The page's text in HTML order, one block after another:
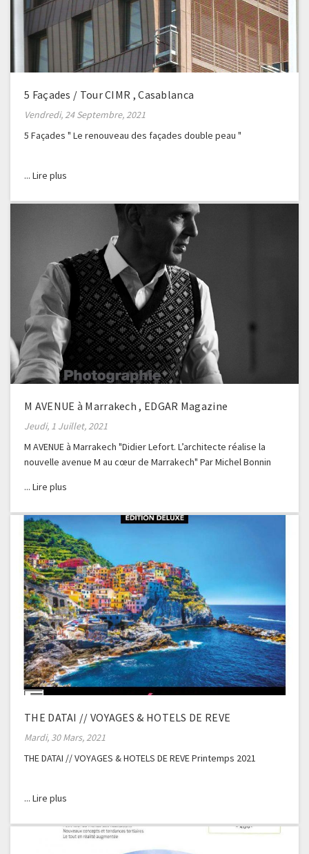
5 Façades / Tour CIMR , Casablanca
Vendredi, 24 Septembre, 2021
5 Façades " Le renouveau des façades double peau "
M AVENUE à Marrakech , EDGAR Magazine
Jeudi, 1 Juillet, 2021
M AVENUE à Marrakech "Didier Lefort. L’architecte réalise la
nouvelle avenue M au cœur de Marrakech" Par Michel Bonnin
THE DATAI // VOYAGES & HOTELS DE REVE
Mardi, 30 Mars, 2021
THE DATAI // VOYAGES & HOTELS DE REVE Printemps 2021